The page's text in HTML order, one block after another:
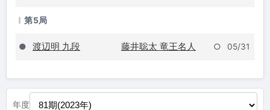
第5局
● 渡辺明 九段 藤井聡太 竜王名人 ○ 05/31
年度